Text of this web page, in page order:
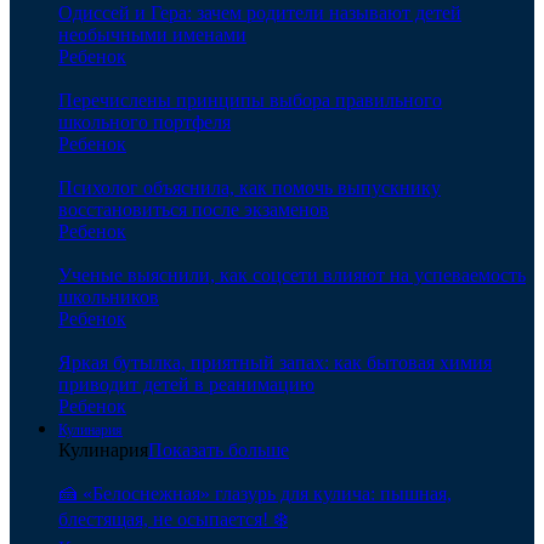
Одиссей и Гера: зачем родители называют детей
необычными именами
Ребенок
Перечислены принципы выбора правильного
школьного портфеля
Ребенок
Психолог объяснила, как помочь выпускнику
восстановиться после экзаменов
Ребенок
Ученые выяснили, как соцсети влияют на успеваемость
школьников
Ребенок
Яркая бутылка, приятный запах: как бытовая химия
приводит детей в реанимацию
Ребенок
Кулинария
КулинарияПоказать больше
🍰 «Белоснежная» глазурь для кулича: пышная,
блестящая, не осыпается! ❄️